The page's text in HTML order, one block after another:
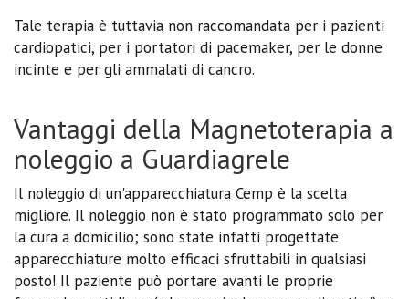
Tale terapia è tuttavia non raccomandata per i pazienti
cardiopatici, per i portatori di pacemaker, per le donne
incinte e per gli ammalati di cancro.
Vantaggi della Magnetoterapia a
noleggio a Guardiagrele
Il noleggio di un'apparecchiatura Cemp è la scelta
migliore. Il noleggio non è stato programmato solo per
la cura a domicilio; sono state infatti progettate
apparecchiature molto efficaci sfruttabili in qualsiasi
posto! Il paziente può portare avanti le proprie